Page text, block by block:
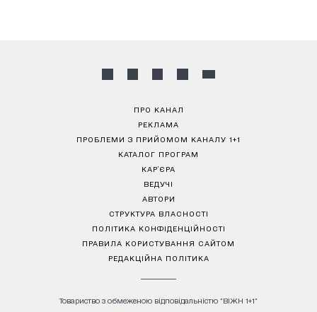
ПРО КАНАЛ
РЕКЛАМА
ПРОБЛЕМИ З ПРИЙОМОМ КАНАЛУ 1+1
КАТАЛОГ ПРОГРАМ
КАР’ЄРА
ВЕДУЧІ
АВТОРИ
СТРУКТУРА ВЛАСНОСТІ
ПОЛІТИКА КОНФІДЕНЦІЙНОСТІ
ПРАВИЛА КОРИСТУВАННЯ САЙТОМ
РЕДАКЦІЙНА ПОЛІТИКА
Товариство з обмеженою відповідальністю "ВІЖН 1+1"